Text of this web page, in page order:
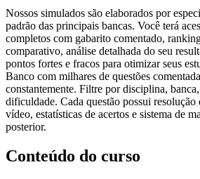
Nossos simulados são elaborados por
padrão das principais bancas. Você terá
completos com gabarito comentado,
comparativo, análise detalhada do seu
pontos fortes e fracos para otimizar seus
Banco com milhares de questões
constantemente. Filtre por disciplina,
dificuldade. Cada questão possui resolução
vídeo, estatísticas de acertos e sistema de
posterior.
Conteúdo do curso